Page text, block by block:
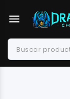
menu